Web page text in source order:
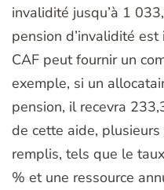
invalidité jusqu’à 1
pension d’invalidité
CAF peut fournir un
exemple, si un
pension, il recevra
de cette aide,
remplis, tels que le
% et une ressource